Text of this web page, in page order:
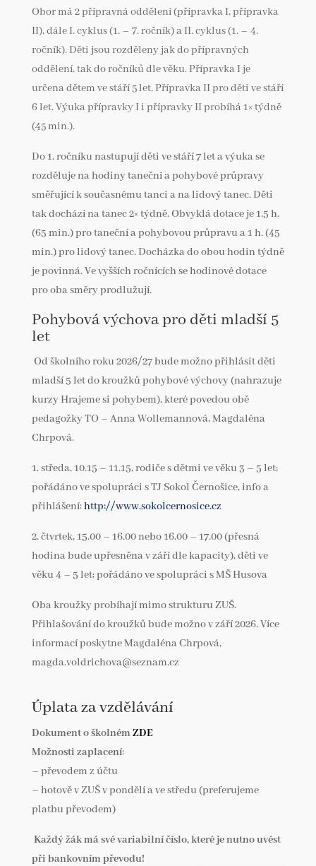
Obor má 2 přípravná oddělení (přípravka I, přípravka
II), dále I. cyklus (1. – 7. ročník) a II. cyklus (1. – 4.
ročník). Děti jsou rozděleny jak do přípravných
oddělení, tak do ročníků dle věku. Přípravka I je
určena dětem ve stáří 5 let, Přípravka II pro děti ve stáří
6 let. Výuka přípravky I i přípravky II probíhá 1× týdně
(45 min.).
Do 1. ročníku nastupují děti ve stáří 7 let a výuka se
rozděluje na hodiny taneční a pohybové průpravy
směřující k současnému tanci a na lidový tanec. Děti
tak dochází na tanec 2× týdně. Obvyklá dotace je 1,5 h.
(65 min.) pro taneční a pohybovou průpravu a 1 h. (45
min.) pro lidový tanec. Docházka do obou hodin týdně
je povinná. Ve vyšších ročnících se hodinové dotace
pro oba směry prodlužují.
Pohybová výchova pro děti mladší 5
let
Od školního roku 2026/27 bude možno přihlásit děti
mladší 5 let do kroužků pohybové výchovy (nahrazuje
kurzy Hrajeme si pohybem), které povedou obě
pedagožky TO – Anna Wollemannová, Magdaléna
Chrpová.
1. středa, 10.15 – 11.15, rodiče s dětmi ve věku 3 – 5 let;
pořádáno ve spolupráci s TJ Sokol Černošice, info a
přihlášení:http://www.sokolcernosice.cz
2. čtvrtek, 15.00 – 16.00 nebo 16.00 – 17.00 (přesná
hodina bude upřesněna v září dle kapacity), děti ve
věku 4 – 5 let; pořádáno ve spolupráci s MŠ Husova
Oba kroužky probíhají mimo strukturu ZUŠ.
Přihlašování do kroužků bude možno v září 2026. Více
informací poskytne Magdaléna Chrpová,
magda.voldrichova@seznam.cz
Úplata za vzdělávání
Dokument o školném ZDE
Možnosti zaplacení:
– převodem z účtu
– hotově v ZUŠ v pondělí a ve středu (preferujeme
platbu převodem)
Každý žák má své variabilní číslo, které je nutno uvést
při bankovním převodu!